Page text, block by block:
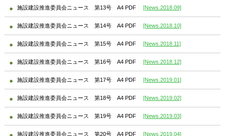
施設建設推進委員会ニュース 第13号 A4 PDF [News.2018.09]
施設建設推進委員会ニュース 第14号 A4 PDF [News.2018.10]
施設建設推進委員会ニュース 第15号 A4 PDF [News.2018.11]
施設建設推進委員会ニュース 第16号 A4 PDF [News.2018.12]
施設建設推進委員会ニュース 第17号 A4 PDF [News.2019.01]
施設建設推進委員会ニュース 第18号 A4 PDF [News.2019.02]
施設建設推進委員会ニュース 第19号 A4 PDF [News.2019.03]
施設建設推進委員会ニュース 第20号 A4 PDF [News.2019.04]